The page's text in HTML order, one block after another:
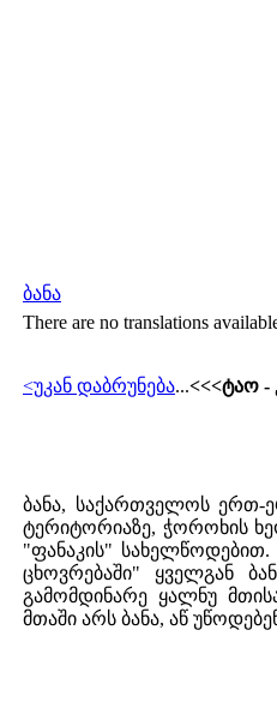
ბანა
There are no translations
<უკან დაბრუნება...<<<ტაო
ბანა, საქართველოს ერთ-
ტერიტორიაზე, ჭოროხის
"ფანაკის"
ცხოვრებაში" ყველგან
გამომდინარე ყალნუ
მთაში არს ბანა, აწ